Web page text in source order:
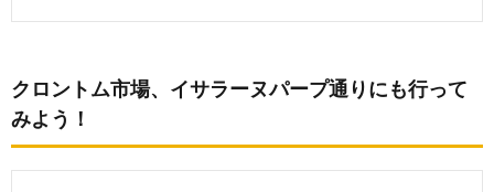
クロントム市場、イサラーヌパープ通りにも行って
みよう！